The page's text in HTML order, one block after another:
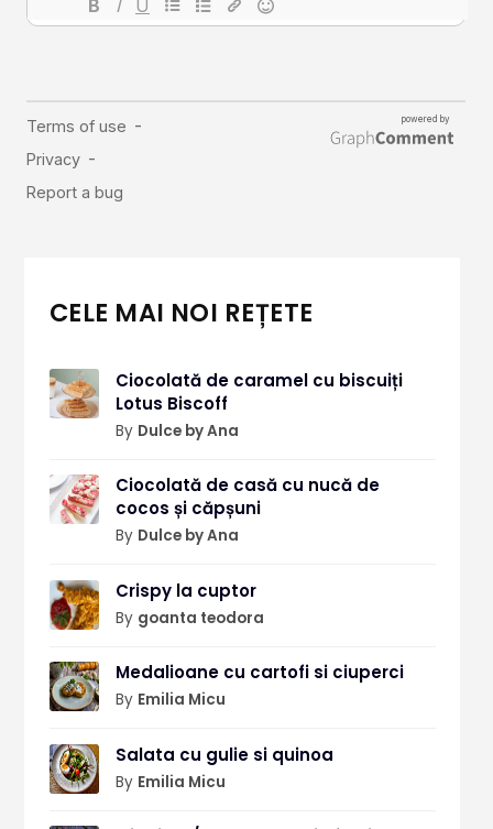
CELE MAI NOI REȚETE
Ciocolată de caramel cu biscuiți
Lotus Biscoff
By Dulce by Ana
Ciocolată de casă cu nucă de
cocos și căpșuni
By Dulce by Ana
Crispy la cuptor
By goanta teodora
Medalioane cu cartofi si ciuperci
By Emilia Micu
Salata cu gulie si quinoa
By Emilia Micu